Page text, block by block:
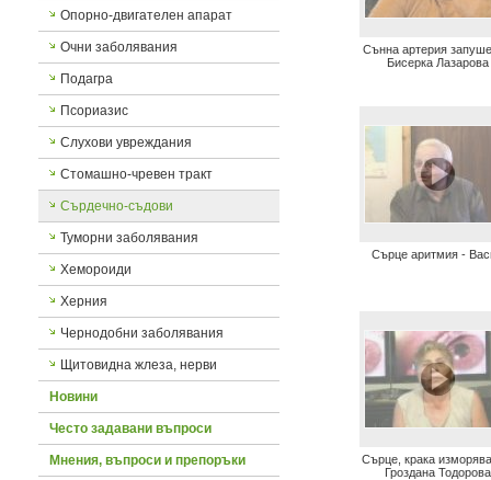
Опорно-двигателен апарат
Очни заболявания
Подагра
Псориазис
Слухови увреждания
Стомашно-чревен тракт
Сърдечно-съдови
Туморни заболявания
Хемороиди
Херния
Чернодобни заболявания
Щитовидна жлеза, нерви
Новини
Често задавани въпроси
Мнения, въпроси и препоръки
Сънна артерия
Бисерка Лазарова
Сърце аритмия -
Сърце, крака
Гроздана Тодорова